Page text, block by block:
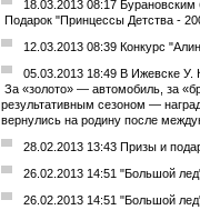
18.03.2013 08:17
Подарок "Принцессы Детства -
12.03.2013 08:39 Конкурс
05.03.2013 18:49 В Ижевске
За «золото» — автомобиль, за
результативным сезоном —
вернулись на родину после
28.02.2013 13:43 Призы и
26.02.2013 14:51 "Большой
26.02.2013 14:51 "Большой